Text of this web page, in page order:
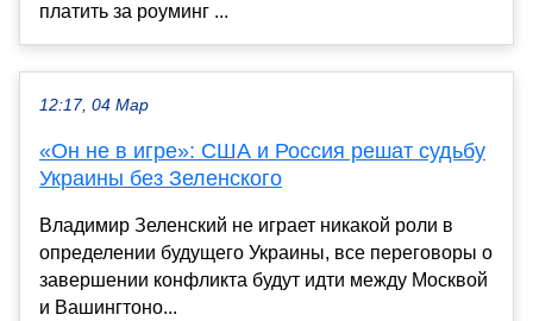
платить за роуминг ...
12:17, 04 Мар
«Он не в игре»: США и Россия решат судьбу
Украины без Зеленского
Владимир Зеленский не играет никакой роли в
определении будущего Украины, все переговоры о
завершении конфликта будут идти между Москвой
и Вашингтоно...